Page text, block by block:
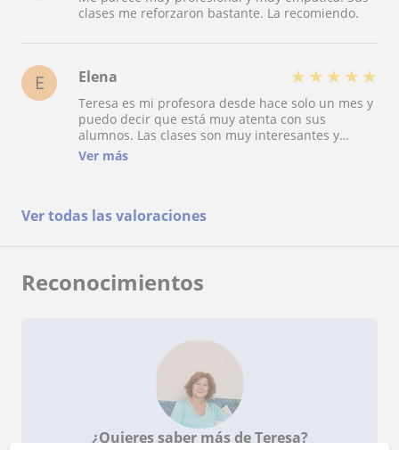
clases me reforzaron bastante. La recomiendo.
E Elena ★ ★ ★ ★ ★
Teresa es mi profesora desde hace solo un mes y
puedo decir que está muy atenta con sus
alumnos. Las clases son muy interesantes y
suelen durar más de una hora. ¡Definitivamente
Ver más
Ver todas las valoraciones
Reconocimientos
¿Quieres saber más de Teresa?